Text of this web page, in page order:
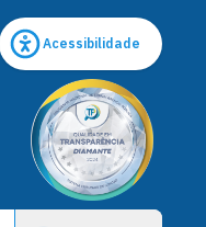
Acessibilidade